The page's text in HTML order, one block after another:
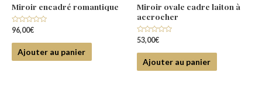
Miroir encadré romantique
Note
sur
96,00€
Ajouter au panier
Miroir ovale cadre laiton à
accrocher
Note
sur
53,00€
Ajouter au panier